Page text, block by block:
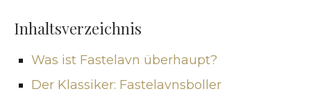
Inhaltsverzeichnis
Was ist Fastelavn überhaupt?
Der Klassiker: Fastelavnsboller